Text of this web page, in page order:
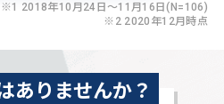
※1 2018年10月24日〜11月16日(N=106)
※2 2020年12月時点
ありませんか？